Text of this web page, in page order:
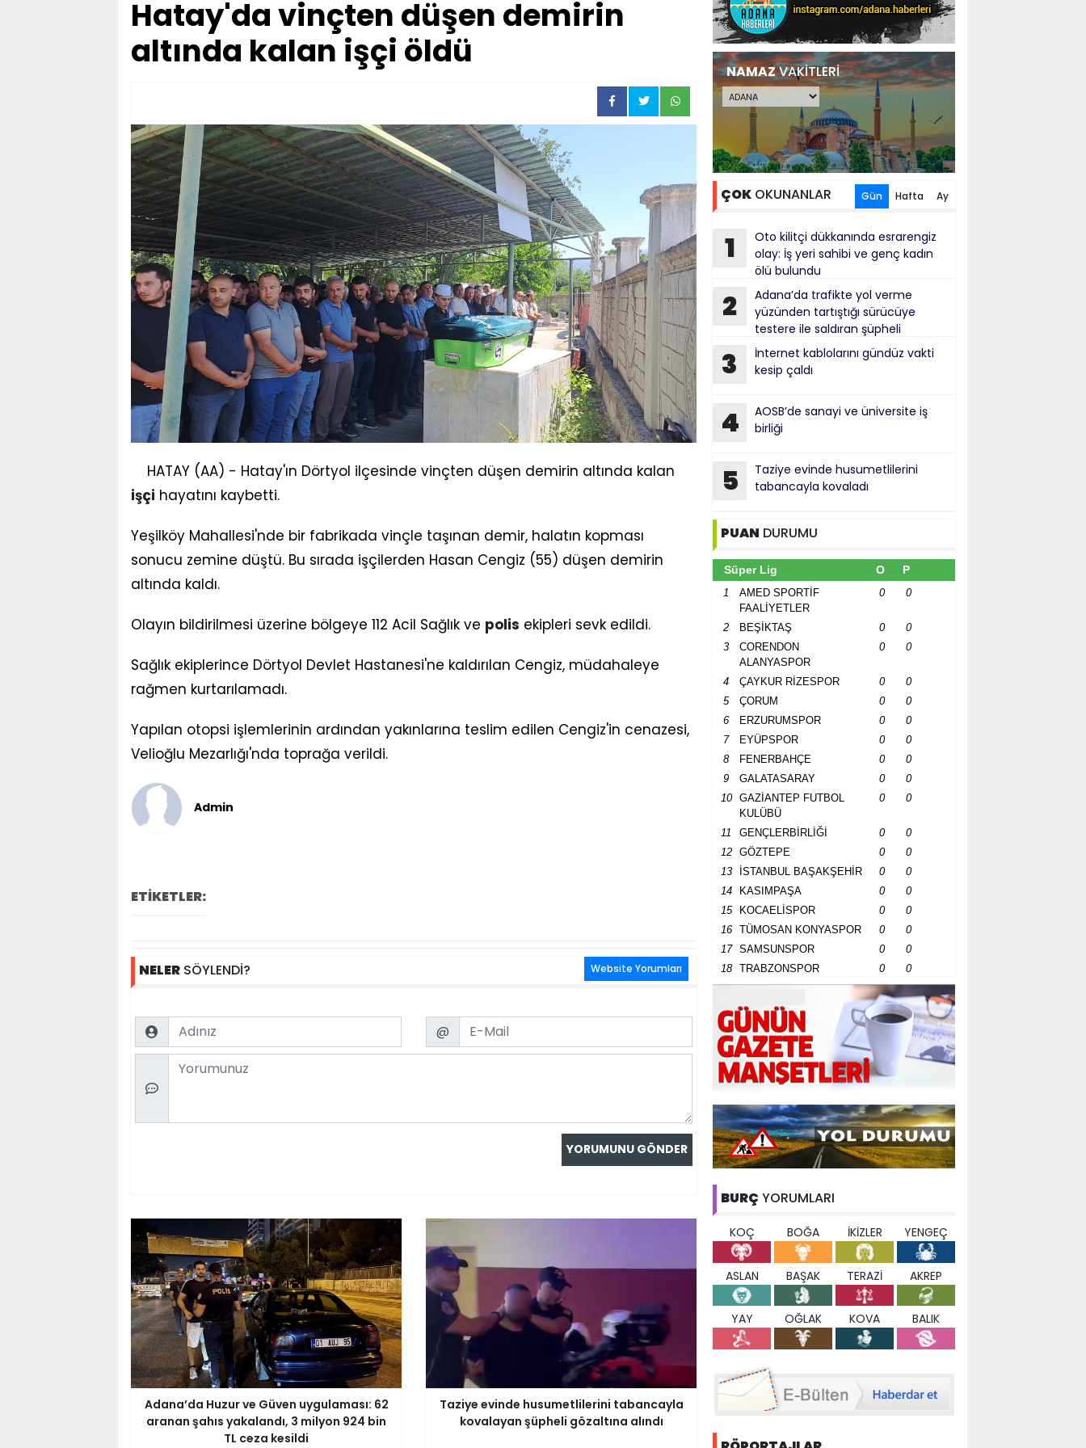
Hatay'da vinçten düşen demirin
altında kalan işçi öldü
HATAY (AA) - Hatay'ın Dörtyol ilçesinde vinçten düşen demirin altında kalan
işçi hayatını kaybetti.
Yeşilköy Mahallesi'nde bir fabrikada vinçle taşınan demir, halatın kopması
sonucu zemine düştü. Bu sırada işçilerden Hasan Cengiz (55) düşen demirin
altında kaldı.
Olayın bildirilmesi üzerine bölgeye 112 Acil Sağlık ve polis ekipleri sevk edildi.
Sağlık ekiplerince Dörtyol Devlet Hastanesi'ne kaldırılan Cengiz, müdahaleye
rağmen kurtarılamadı.
Yapılan otopsi işlemlerinin ardından yakınlarına teslim edilen Cengiz'in cenazesi,
Velioğlu Mezarlığı'nda toprağa verildi.
Admin
ETİKETLER:
NELER SÖYLENDİ? Website Yorumları
Name Email
@
Comment
Adana’da Huzur ve Güven uygulaması: 62
aranan şahıs yakalandı, 3 milyon 924 bin
TL ceza kesildi
Taziye evinde husumetlilerini tabancayla
kovalayan şüpheli gözaltına alındı
NAMAZVAKİTLERİ
ÇOK OKUNANLAR Gün Hafta Ay
1
Oto kilitçi dükkanında esrarengiz
olay: İş yeri sahibi ve genç kadın
ölü bulundu
2
Adana’da trafikte yol verme
yüzünden tartıştığı sürücüye
testere ile saldıran şüpheli
tutuklandı
3
İnternet kablolarını gündüz vakti
kesip çaldı
4
AOSB’de sanayi ve üniversite iş
birliği
5
Taziye evinde husumetlilerini
tabancayla kovaladı
PUAN DURUMU
Süper Lig O P
1
AMED SPORTİF
FAALİYETLER
0 0
2 BEŞİKTAŞ 0
0
3
CORENDON
ALANYASPOR
0 0
4 ÇAYKUR RİZESPOR 0
0
5
ÇORUM 0
0
6
ERZURUMSPOR 0
0
7
EYÜPSPOR 0
0
8
FENERBAHÇE 0
0
9
GALATASARAY 0
0
10
GAZİANTEP FUTBOL
KULÜBÜ
0 0
11 GENÇLERBİRLİĞİ 0
0
12
GÖZTEPE 0
0
13
İSTANBUL BAŞAKŞEHİR 0
0
14
KASIMPAŞA 0
0
15
KOCAELİSPOR 0
0
16
TÜMOSAN KONYASPOR 0
0
17
SAMSUNSPOR 0
0
18
TRABZONSPOR 0 0
BURÇ YORUMLARI
KOÇ BOĞA İKİZLER YENGEÇ
ASLAN BAŞAK TERAZİ AKREP
YAY OĞLAK KOVA BALIK